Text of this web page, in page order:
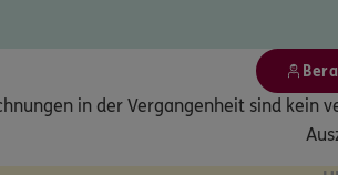
in der Vergangenheit sind kein